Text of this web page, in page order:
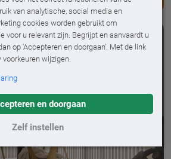
van analytische, social media en
cookies worden gebruikt om
voor u relevant zijn. Begrijpt en aanvaardt u
op 'Accepteren en doorgaan'. Met de link
wijzigen.
en doorgaan
Zelf instellen